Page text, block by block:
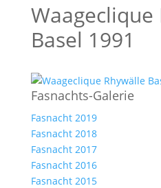
Waageclique
Basel 1991
Fasnachts-Galerie
Fasnacht 2019
Fasnacht 2018
Fasnacht 2017
Fasnacht 2016
Fasnacht 2015